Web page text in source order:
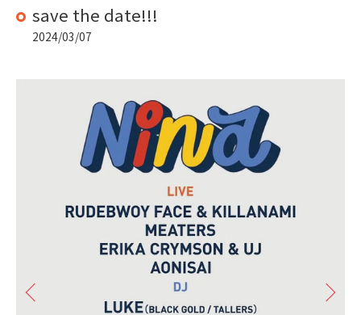
save the date!!!
2024/03/07